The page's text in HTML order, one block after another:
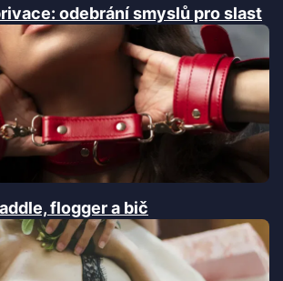
odebrání smyslů pro slast
flogger a bič